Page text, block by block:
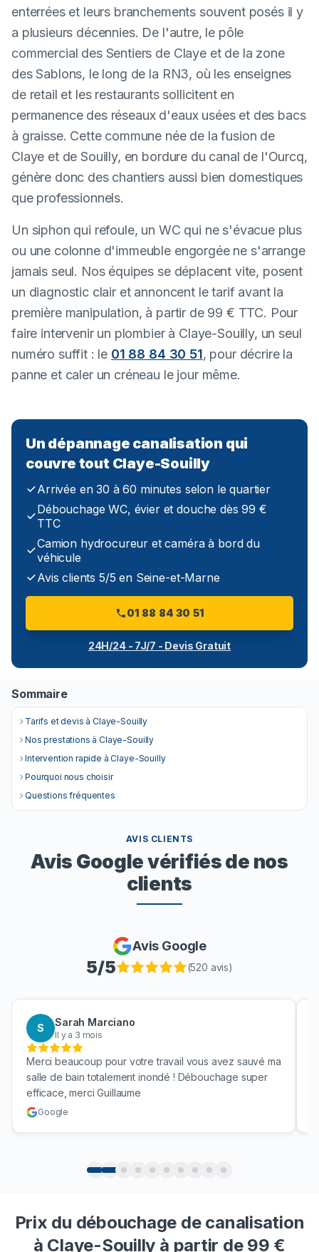
enterrées et leurs branchements souvent posés il y
a plusieurs décennies. De l'autre, le pôle
commercial des Sentiers de Claye et de la zone
des Sablons, le long de la RN3, où les enseignes
de retail et les restaurants sollicitent en
permanence des réseaux d'eaux usées et des bacs
à graisse. Cette commune née de la fusion de
Claye et de Souilly, en bordure du canal de l'Ourcq,
génère donc des chantiers aussi bien domestiques
que professionnels.
Un siphon qui refoule, un WC qui ne s'évacue plus
ou une colonne d'immeuble engorgée ne s'arrange
jamais seul. Nos équipes se déplacent vite, posent
un diagnostic clair et annoncent le tarif avant la
première manipulation, à partir de 99 € TTC. Pour
faire intervenir un plombier à Claye-Souilly, un seul
numéro suffit : le 01 88 84 30 51, pour décrire la
panne et caler un créneau le jour même.
Un dépannage canalisation qui
couvre tout Claye-Souilly
Arrivée en 30 à 60 minutes selon le quartier
Débouchage WC, évier et douche dès 99 €
TTC
Camion hydrocureur et caméra à bord du
véhicule
Avis clients 5/5 en Seine-et-Marne
01 88 84 30 51
24H/24 - 7J/7 - Devis Gratuit
Sommaire
Tarifs et devis à Claye-Souilly
Nos prestations à Claye-Souilly
Intervention rapide à Claye-Souilly
Pourquoi nous choisir
Questions fréquentes
AVIS CLIENTS
Avis Google vérifiés de nos
clients
Avis Google
5/5 (520 avis)
S Sarah Marciano
Il y a 3 mois
Merci beaucoup pour votre travail vous avez sauvé ma
salle de bain totalement inondé ! Débouchage super
efficace, merci Guillaume
Google
Prix du débouchage de canalisation
à Claye-Souilly à partir de 99 €